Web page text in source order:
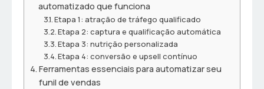
automatizado que funciona
Etapa 1: atração de tráfego qualificado
Etapa 2: captura e qualificação automática
Etapa 3: nutrição personalizada
Etapa 4: conversão e upsell contínuo
Ferramentas essenciais para automatizar seu
funil de vendas